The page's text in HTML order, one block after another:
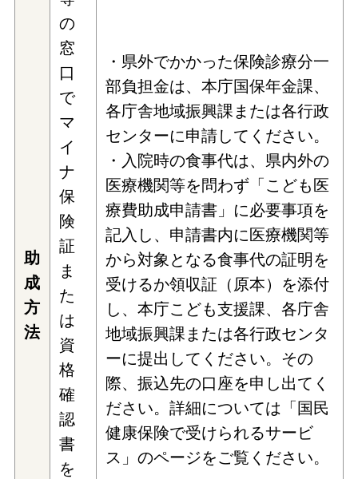
助
成
方
法
の
窓
口
で
マ
イ
ナ
保
険
証
ま
た
は
資
格
確
認
書
を
・県外でかかった保険診療分一
部負担金は、本庁国保年金課、
各庁舎地域振興課または各行政
センターに申請してください。
・入院時の食事代は、県内外の
医療機関等を問わず「こども医
療費助成申請書」に必要事項を
記入し、申請書内に医療機関等
から対象となる食事代の証明を
受けるか領収証（原本）を添付
し、本庁こども支援課、各庁舎
地域振興課または各行政センタ
ーに提出してください。その
際、振込先の口座を申し出てく
ださい。詳細については「国民
健康保険で受けられるサービ
ス」のページをご覧ください。